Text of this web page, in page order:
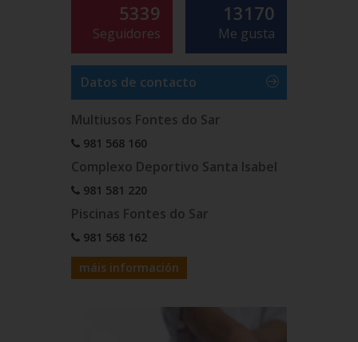
5339
Seguidores
13170
Me gusta
Datos de contacto
Multiusos Fontes do Sar
981 568 160
Complexo Deportivo Santa Isabel
981 581 220
Piscinas Fontes do Sar
981 568 162
máis información